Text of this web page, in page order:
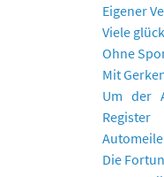
Eigener
Viele
Ohne
Mit
Um der
Register
Die